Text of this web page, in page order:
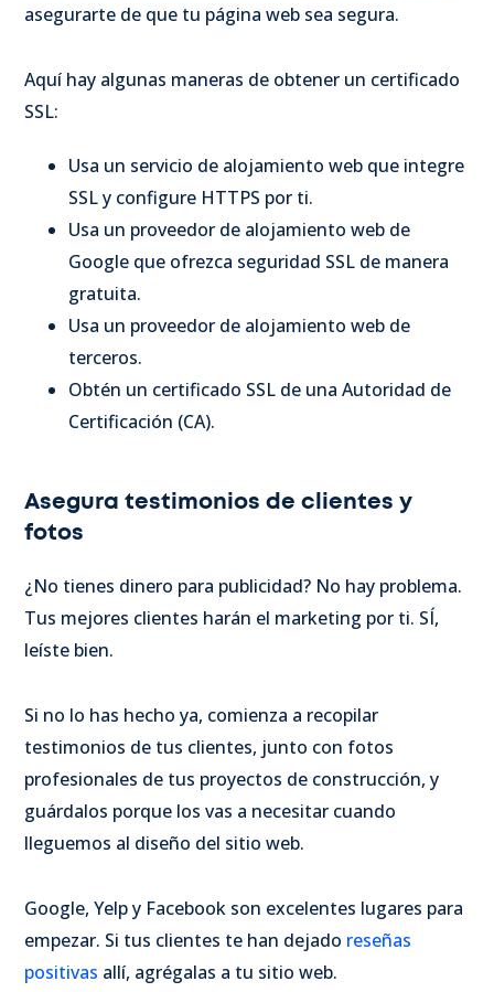
asegurarte de que tu página web sea segura.
Aquí hay algunas maneras de obtener un certificado
SSL:
Usa un servicio de alojamiento web que integre
SSL y configure HTTPS por ti.
Usa un proveedor de alojamiento web de
Google que ofrezca seguridad SSL de manera
gratuita.
Usa un proveedor de alojamiento web de
terceros.
Obtén un certificado SSL de una Autoridad de
Certificación (CA).
Asegura testimonios de clientes y
fotos
¿No tienes dinero para publicidad? No hay problema.
Tus mejores clientes harán el marketing por ti. SÍ,
leíste bien.
Si no lo has hecho ya, comienza a recopilar
testimonios de tus clientes, junto con fotos
profesionales de tus proyectos de construcción, y
guárdalos porque los vas a necesitar cuando
lleguemos al diseño del sitio web.
Google, Yelp y Facebook son excelentes lugares para
empezar. Si tus clientes te han dejado reseñas
positivas allí, agrégalas a tu sitio web.